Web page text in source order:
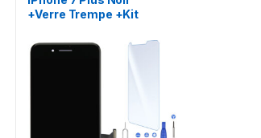
+Verre Trempe +Kit